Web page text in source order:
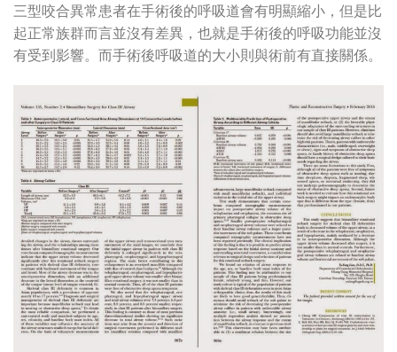
三型咬合異常患者在手術後的呼吸道會有明顯縮小，但是比
起正常族群而言並沒有差異，也就是手術後的呼吸功能並沒
有受到影響。而手術後呼吸道的大小則與術前有直接關係。